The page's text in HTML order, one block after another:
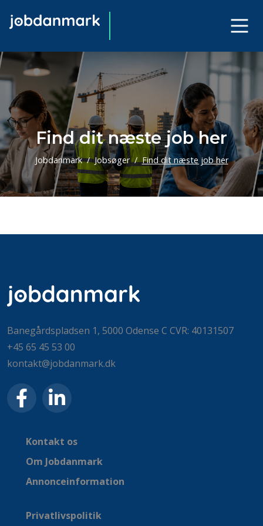
Find dit næste job her
Jobdanmark Jobsøger Find dit næste job her
Banegårdspladsen 1, 5000 Odense C CVR: 40131507
+45 65 45 53 00
kontakt@jobdanmark.dk
Kontakt os
Om Jobdanmark
Annonceinformation
Privatlivspolitik